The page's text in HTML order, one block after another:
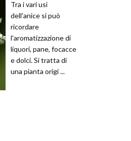
Tra i vari usi
dell'anice si può
ricordare
l'aromatizzazione di
liquori, pane, focacce
e dolci. Si tratta di
una pianta origi ...